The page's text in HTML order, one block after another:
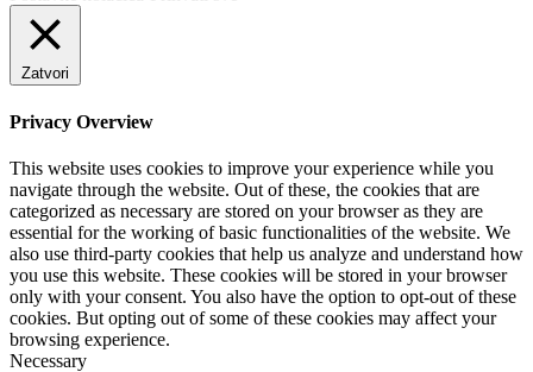
Zatvori
Privacy Overview
This website uses cookies to improve your experience while you
navigate through the website. Out of these, the cookies that are
categorized as necessary are stored on your browser as they are
essential for the working of basic functionalities of the website. We
also use third-party cookies that help us analyze and understand how
you use this website. These cookies will be stored in your browser
only with your consent. You also have the option to opt-out of these
cookies. But opting out of some of these cookies may affect your
browsing experience.
Necessary